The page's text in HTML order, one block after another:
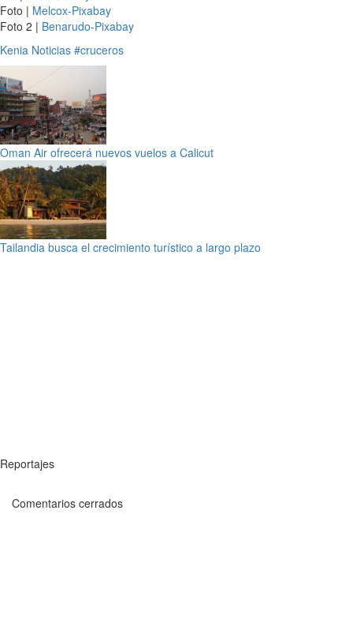
Foto | Melcox-Pixabay
Foto 2 | Benarudo-Pixabay
Kenia Noticias #cruceros
Oman Air ofrecerá nuevos vuelos a Calicut
Tailandia busca el crecimiento turístico a largo plazo
Reportajes
Comentarios cerrados